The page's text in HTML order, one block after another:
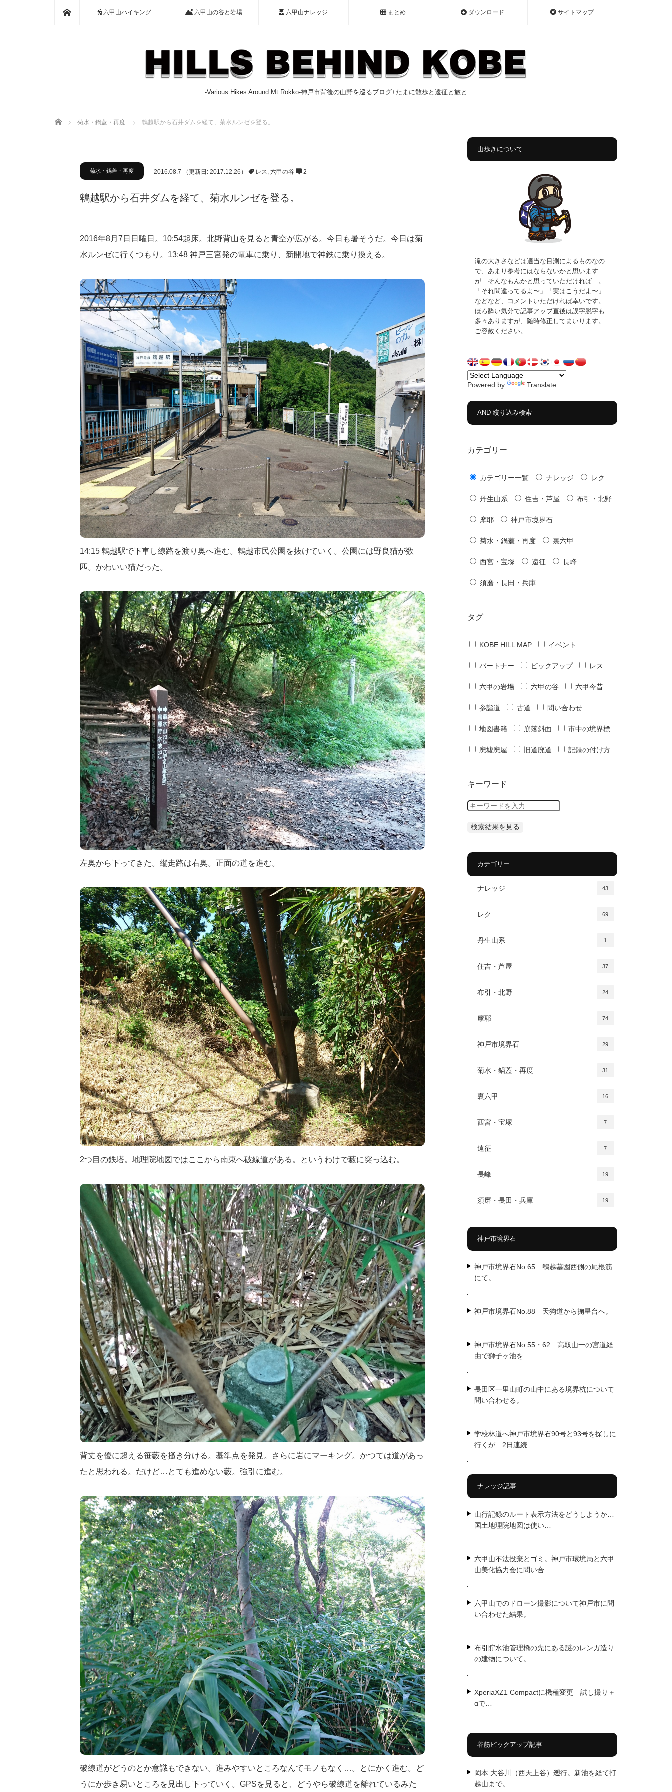
ホーム六甲山ハイキング 六甲山の谷と岩場 六甲山ナレッジ まとめ ダウンロード サイトマップ
-Various Hikes Around Mt.Rokko-神戸市背後の山野を巡るブログ+たまに散歩と遠征と旅と
ホーム 菊水・鍋蓋・再度 鵯越駅から石井ダムを経て、菊水ルンゼを登る。
菊水・鍋蓋・再度 2016.08.7 （更新日: 2017.12.26） レス, 六甲の谷 2
鵯越駅から石井ダムを経て、菊水ルンゼを登る。
2016年8月7日日曜日。10:54起床。北野背山を見ると青空が広がる。今日も暑そうだ。今日は菊
水ルンゼに行くつもり。13:48 神戸三宮発の電車に乗り、新開地で神鉄に乗り換える。
14:15 鵯越駅で下車し線路を渡り奥へ進む。鵯越市民公園を抜けていく。公園には野良猫が数
匹。かわいい猫だった。
左奥から下ってきた。縦走路は右奥。正面の道を進む。
2つ目の鉄塔。地理院地図ではここから南東へ破線道がある。というわけで藪に突っ込む。
背丈を優に超える笹藪を掻き分ける。基準点を発見。さらに岩にマーキング。かつては道があっ
たと思われる。だけど…とても進めない藪。強引に進む。
破線道がどうのとか意識もできない。進みやすいところなんてモノもなく…。とにかく進む。ど
うにか歩き易いところを見出し下っていく。GPSを見ると、どうやら破線道を離れているみた
山歩きについて
滝の大きさなどは適当な目測によるものなの
で、あまり参考にはならないかと思います
が…そんなもんかと思っていただければ…。
「それ間違ってるよ〜」「実はこうだよ〜」
などなど、コメントいただければ幸いです。
ほろ酔い気分で記事アップ直後は誤字脱字も
多々ありますが、随時修正してまいります。
ご容赦ください。
Powered by Translate
AND 絞り込み検索
カテゴリー
カテゴリー一覧 ナレッジ レク
丹生山系 住吉・芦屋 布引・北野
摩耶 神戸市境界石
菊水・鍋蓋・再度 裏六甲
西宮・宝塚 遠征 長峰
須磨・長田・兵庫
タグ
KOBE HILL MAP イベント
パートナー ピックアップ レス
六甲の岩場 六甲の谷 六甲今昔
参詣道 古道 問い合わせ
地図書籍 崩落斜面 市中の境界標
廃墟廃屋 旧道廃道 記録の付け方
キーワード
カテゴリー
ナレッジ 43
レク 69
丹生山系 1
住吉・芦屋 37
布引・北野 24
摩耶 74
神戸市境界石 29
菊水・鍋蓋・再度 31
裏六甲 16
西宮・宝塚 7
遠征 7
長峰 19
須磨・長田・兵庫 19
神戸市境界石
神戸市境界石No.65 鵯越墓園西側の尾根筋
にて。
神戸市境界石No.88 天狗道から掬星台へ。
神戸市境界石No.55・62 高取山一の宮道経
由で獅子ヶ池を…
長田区一里山町の山中にある境界杭について
問い合わせる。
学校林道へ神戸市境界石90号と93号を探しに
行くが…2日連続…
ナレッジ記事
山行記録のルート表示方法をどうしようか…
国土地理院地図は使い…
六甲山不法投棄とゴミ。神戸市環境局と六甲
山美化協力会に問い合…
六甲山でのドローン撮影について神戸市に問
い合わせた結果。
布引貯水池管理橋の先にある謎のレンガ造り
の建物について。
XperiaXZ1 Compactに機種変更 試し撮り＋
αで…
谷筋ピックアップ記事
岡本 大谷川（西天上谷）遡行。新池を経て打
越山まで。